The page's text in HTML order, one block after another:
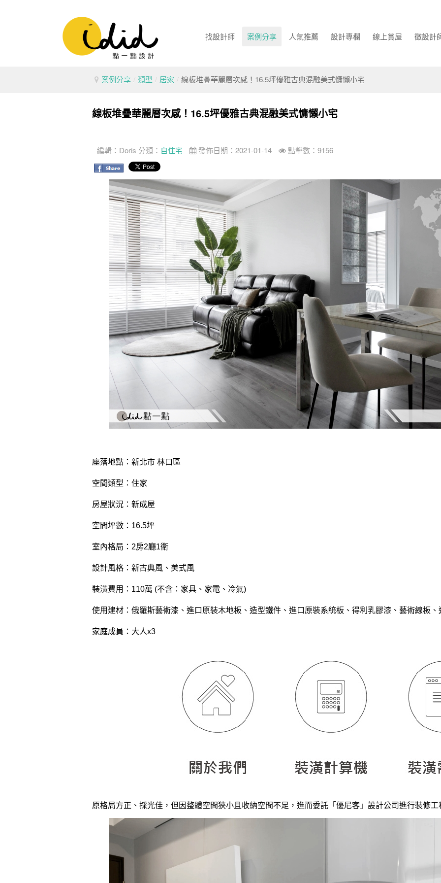
找設計師 案例分享 人氣推薦 設計專欄 線上賞屋 徵設計
案例分享 / 類型 / 居家 / 線板堆疊華麗層次感！16.5坪優雅古典混融美式慵懶小宅
線板堆疊華麗層次感！16.5坪優雅古典混融美式慵懶小宅
編輯： Doris 分類： 自住宅 發佈日期：2021-01-14 點擊數：9156
座落地點：新北市 林口區
空間類型：住家
房屋狀況：新成屋
空間坪數：16.5坪
室內格局：2房2廳1衛
設計風格：新古典風、美式風
裝潢費用：110萬 (不含：家具、家電、冷氣)
使用建材：俄羅斯藝術漆、進口原裝木地板、造型鐵件、進口原裝系統板、得利乳膠漆、藝術線板、
家庭成員：大人x3
原格局方正、採光佳，但因整體空間狹小且收納空間不足，進而委託「優尼客」設計公司進行裝修工